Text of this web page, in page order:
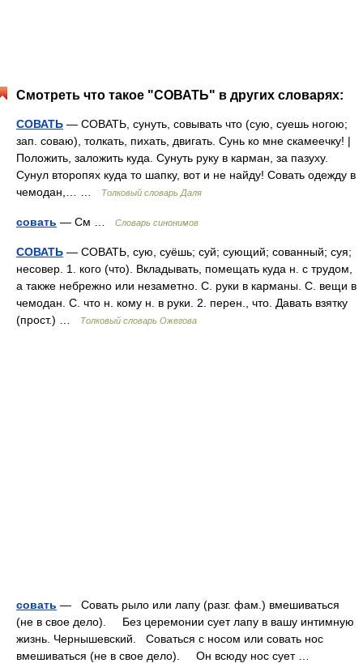
Смотреть что такое "СОВАТЬ" в других словарях:
СОВАТЬ — СОВАТЬ, сунуть, совывать что (сую, суешь ногою;
зап. соваю), толкать, пихать, двигать. Сунь ко мне скамеечку! |
Положить, заложить куда. Сунуть руку в карман, за пазуху.
Сунул второпях куда то шапку, вот и не найду! Совать одежду в
чемодан,… …
Толковый словарь Даля
совать — См … Словарь синонимов
СОВАТЬ — СОВАТЬ, сую, суёшь; суй; сующий; сованный; суя;
несовер. 1. кого (что). Вкладывать, помещать куда н. с трудом,
а также небрежно или незаметно. С. руки в карманы. С. вещи в
чемодан. С. что н. кому н. в руки. 2. перен., что. Давать взятку
(прост.) …
Толковый словарь Ожегова
совать — Совать рыло или лапу (разг. фам.) вмешиваться
(не в свое дело). Без церемонии сует лапу в вашу интимную
жизнь. Чернышевский. Соваться с носом или совать нос
вмешиваться (не в свое дело). Он всюду нос сует …